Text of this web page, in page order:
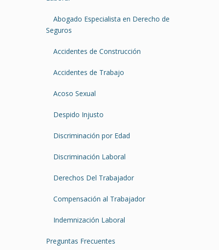
Abogado Especialista en Derecho de
Seguros
Accidentes de Construcción
Accidentes de Trabajo
Acoso Sexual
Despido Injusto
Discriminación por Edad
Discriminación Laboral
Derechos Del Trabajador
Compensación al Trabajador
Indemnización Laboral
Preguntas Frecuentes